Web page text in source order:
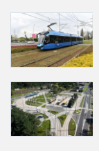
otworzy się w
otworzy się w